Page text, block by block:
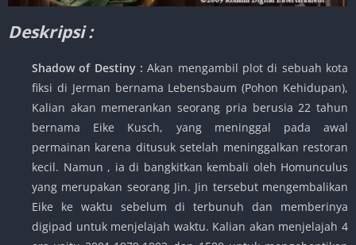
Deskripsi :
Shadow of Destiny :Akan mengambil plot di sebuah kota
fiksi di Jerman bernama Lebensbaum (Pohon Kehidupan),
Kalian akan memerankan seorang pria berusia 22 tahun
bernama Eike Kusch, yang meninggal pada awal
permainan karena ditusuk setelah meninggalkan restoran
kecil. Namun , ia di bangkitkan kembali oleh Homunculus
yang merupakan seorang Jin. Jin tersebut mengembalikan
Eike ke waktu sebelum di terbunuh dan memberinya
digipad untuk menjelajah waktu. Kalian akan menjelajah 4